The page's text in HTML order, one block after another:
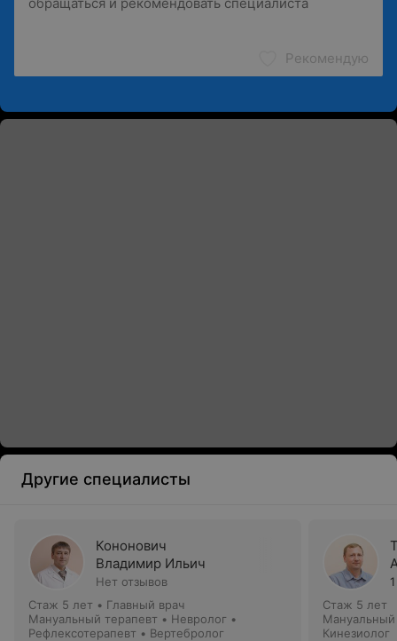
Рекомендую
Другие специалисты
Кононович
Владимир Ильич
Нет отзывов
Стаж 5 лет • Главный врач
Мануальный терапевт • Невролог •
Рефлексотерапевт • Вертебролог
Стаж 5 лет
Мануальный
Кинезиолог